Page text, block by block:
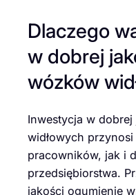
Dlaczego
w dobrej
wózków
Inwestycja w
widłowych
pracowników, jak i
przedsiębiorstwa.
jakości ogumienie